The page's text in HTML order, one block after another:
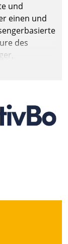
und
einen und
des
oder